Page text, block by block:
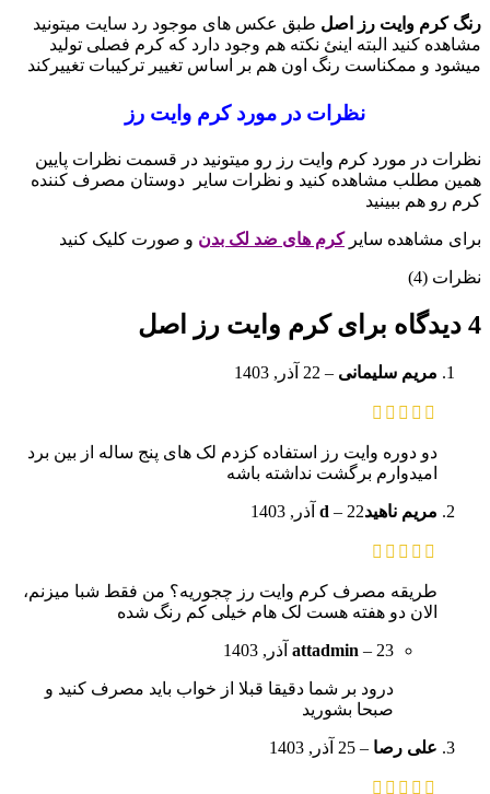
رنگ کرم وایت رز اصل طبق عکس های موجود رد سایت میتونید
مشاهده کنید البته اینئ نکته هم وجود دارد که کرم فصلی تولید
میشود و ممکناست رنگ اون هم بر اساس تغییر ترکیبات تغییرکند
نظرات در مورد کرم وایت رز
نظرات در مورد کرم وایت رز رو میتونید در قسمت نظرات پایین
همین مطلب مشاهده کنید و نظرات سایر دوستان مصرف کننده
کرم رو هم ببینید
برای مشاهده سایرکرم های ضد لک بدن و صورت کلیک کنید
نظرات (4)
4 دیدگاه برای کرم وایت رز اصل
مریم سلیمانی – 22 آذر, 1403
دو دوره وایت رز استفاده کزدم لک های پنج ساله از بین برد
امیدوارم برگشت نداشته باشه
مریم ناهیدd – 22 آذر, 1403
طریقه مصرف کرم وایت رز چجوریه؟ من فقط شبا میزنم،
الان دو هفته هست لک هام خیلی کم رنگ شده
attadmin – 23 آذر, 1403
درود بر شما دقیقا قبلا از خواب باید مصرف کنید و
صبحا بشورید
علی رصا – 25 آذر, 1403